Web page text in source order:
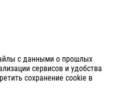
с данными о прошлых
сервисов и удобства
сохранение cookie в